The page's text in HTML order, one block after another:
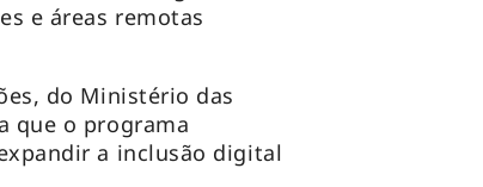
e áreas remotas
do Ministério das
que o programa
a inclusão digital